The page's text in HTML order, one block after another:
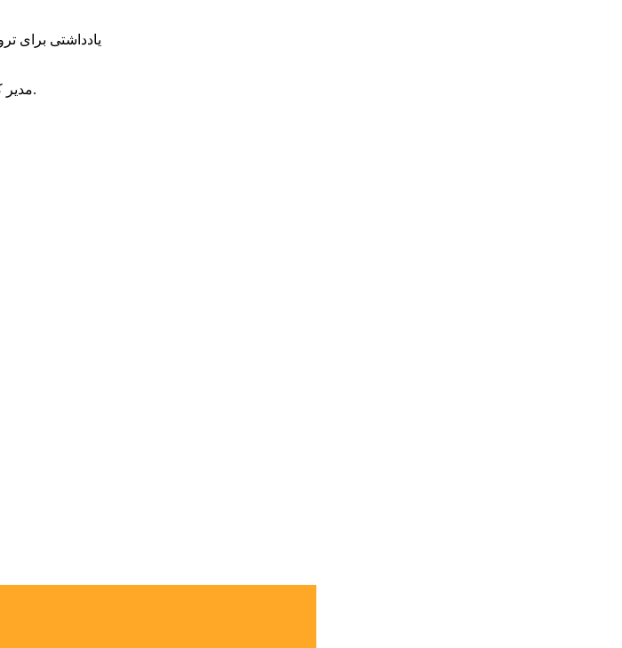
یادداشتی برای
مدیر کل بهزیستی استان البرز از شناسایی ۲ هزار و ۴۰۰ کودک دارای اختلالات بینایی در این استان خبر داد.